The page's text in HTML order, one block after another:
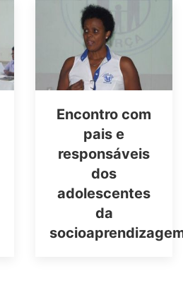
Encontro com
pais e
responsáveis
dos
adolescentes
da